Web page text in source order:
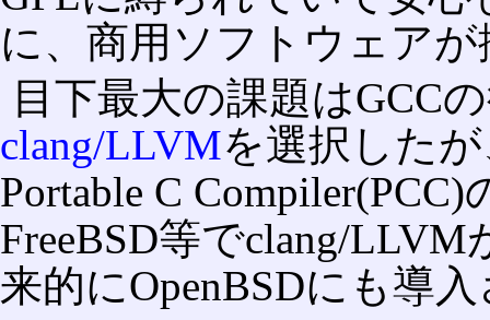
に、商用ソフトウェア
目下最大の課題はGCC
clang/LLVMを選択した
Portable C
FreeBSD等でclang/
来的にOpenBSDにも導